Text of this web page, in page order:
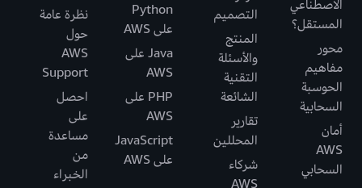
الاصطناعي
المستقل؟
محور
مفاهيم
الحوسبة
السحابية
أمان
AWS
السحابي
التصميم
المنتج
والأسئلة
التقنية
الشائعة
تقارير
المحللين
شركاء
Python
على AWS
Java على
AWS
PHP على
AWS
JavaScript
على AWS
نظرة عامة
حول
AWS
Support
احصل
على
مساعدة
من
الخبراء